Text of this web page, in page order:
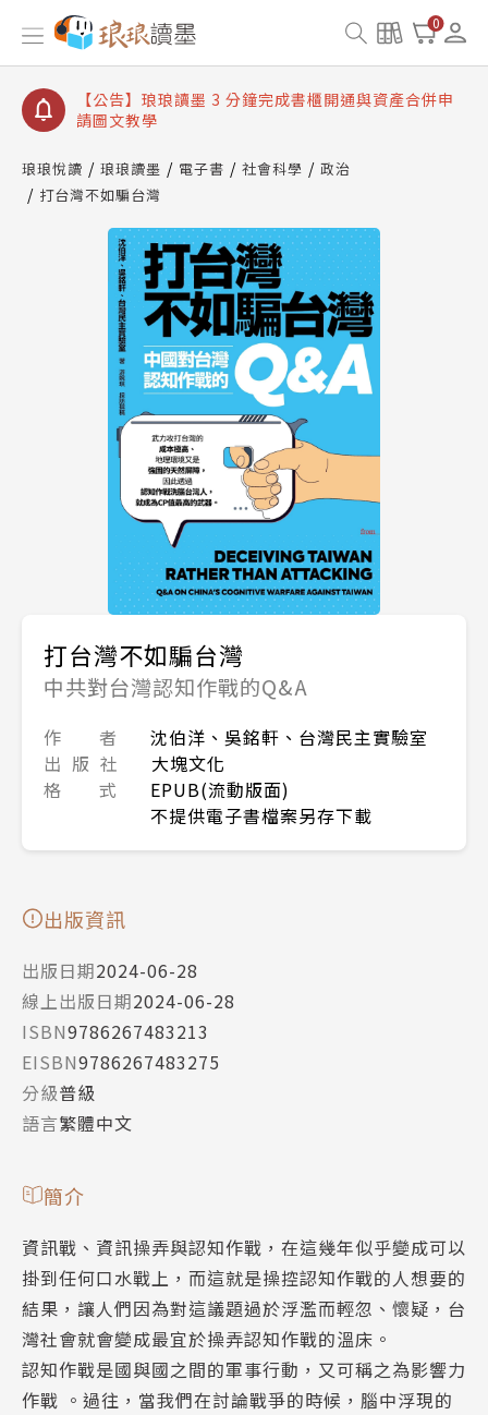
0
【公告】琅琅讀墨數位閱讀資產合併與書櫃開通申請
【公告】琅琅讀墨書櫃開通常見問題
【公告】琅琅讀墨 3 分鐘完成書櫃開通與資產合併申
請圖文教學
查詢
【公告】琅琅讀墨數位閱讀資產合併與書櫃開通申請
琅琅悅讀 琅琅讀墨 電子書 社會科學
政治
打台灣不如騙台灣
打台灣不如騙台灣
中共對台灣認知作戰的Q&A
作 者
沈伯洋、吳銘軒、台灣民主實驗室
出 版 社
大塊文化
格 式
EPUB(流動版面)
不提供電子書檔案另存下載
出版資訊
出版日期2024-06-28
線上出版日期2024-06-28
ISBN9786267483213
EISBN9786267483275
分級普級
語言繁體中文
簡介
資訊戰、資訊操弄與認知作戰，在這幾年似乎變成可以
掛到任何口水戰上，而這就是操控認知作戰的人想要的
結果，讓人們因為對這議題過於浮濫而輕忽、懷疑，台
灣社會就會變成最宜於操弄認知作戰的溫床。
認知作戰是國與國之間的軍事行動，又可稱之為影響力
作戰 。過往，當我們在討論戰爭的時候，腦中浮現的